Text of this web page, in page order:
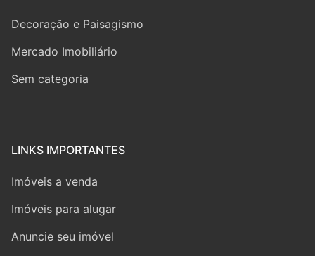
Decoração e Paisagismo
Mercado Imobiliário
Sem categoria
LINKS IMPORTANTES
Imóveis a venda
Imóveis para alugar
Anuncie seu imóvel